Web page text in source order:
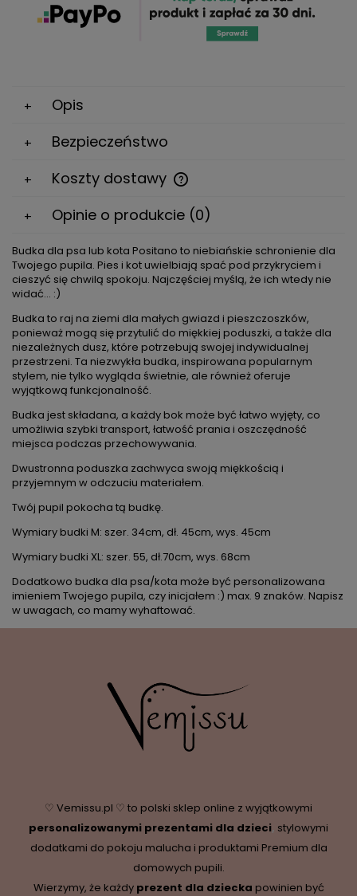
Opis
Bezpieczeństwo
Koszty dostawy
Cena nie zawiera ewentualnych kosztów płatności
Opinie o produkcie (0)
Budka dla psa lub kota Positano to niebiańskie schronienie dla
Twojego pupila. Pies i kot uwielbiają spać pod przykryciem i
cieszyć się chwilą spokoju. Najczęściej myślą, że ich wtedy nie
widać... :)
Budka to raj na ziemi dla małych gwiazd i pieszczoszków,
ponieważ mogą się przytulić do miękkiej poduszki, a także dla
niezależnych dusz, które potrzebują swojej indywidualnej
przestrzeni. Ta niezwykła budka, inspirowana popularnym
stylem, nie tylko wygląda świetnie, ale również oferuje
wyjątkową funkcjonalność.
Budka jest składana, a każdy bok może być łatwo wyjęty, co
umożliwia szybki transport, łatwość prania i oszczędność
miejsca podczas przechowywania.
Dwustronna poduszka zachwyca swoją miękkością i
przyjemnym w odczuciu materiałem.
Twój pupil pokocha tą budkę.
Wymiary budki M: szer. 34cm, dł. 45cm, wys. 45cm
Wymiary budki XL: szer. 55, dł.70cm, wys. 68cm
Dodatkowo budka dla psa/kota może być personalizowana
imieniem Twojego pupila, czy inicjałem :) max. 9 znaków. Napisz
w uwagach, co mamy wyhaftować.
♡ Vemissu.pl ♡ to polski sklep online z wyjątkowymi
personalizowanymi prezentami dla dzieci, stylowymi
dodatkami do pokoju malucha i produktami Premium dla
domowych pupili.
Wierzymy, że każdy prezent dla dziecka powinien być